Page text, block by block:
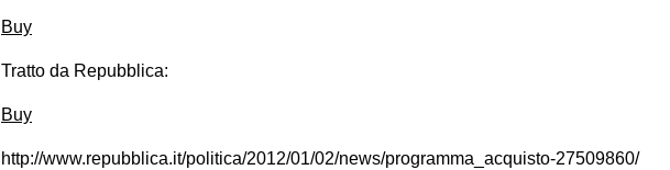
Buy
Tratto da Repubblica:
Buy
http://www.repubblica.it/politica/2012/01/02/news/programma_acquisto-27509860/